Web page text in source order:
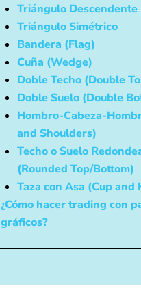
Triángulo Descendente
Triángulo Simétrico
Bandera (Flag)
Cuña (Wedge)
Doble Techo (Double
Doble Suelo (Double
Hombro-Cabeza-
and Shoulders)
Techo o Suelo
(Rounded Top/Bottom)
Taza con Asa (Cup and
¿Cómo hacer trading con
gráficos?